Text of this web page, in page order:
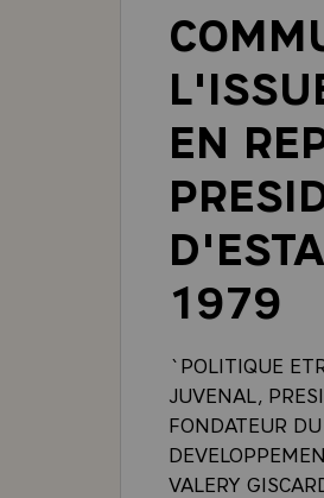
EN
1979
`POLITIQUE
JUVENAL,
FONDATEUR
VALERY